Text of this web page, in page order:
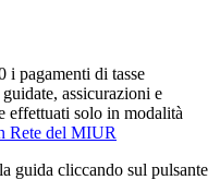
i pagamenti di tasse
assicurazioni e
effettuati solo in modalità
Rete del MIUR
guida cliccando sul pulsante